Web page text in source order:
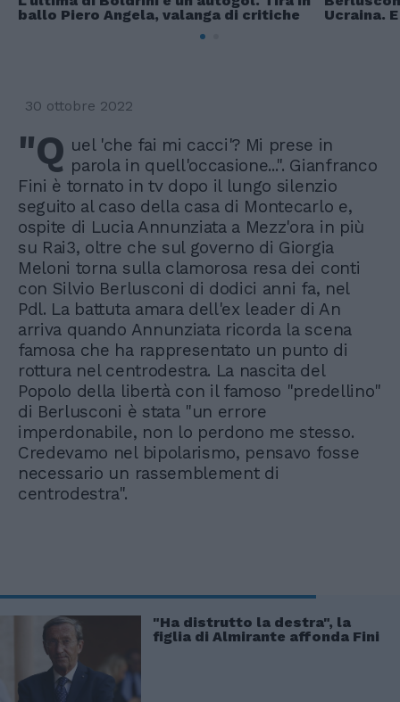
ballo Piero Angela, valanga di critiche
Ucraina.
30 ottobre 2022
"Q uel 'che fai mi cacci'? Mi prese in
parola in quell'occasione...". Gianfranco
Fini è tornato in tv dopo il lungo silenzio
seguito al caso della casa di Montecarlo e,
ospite di Lucia Annunziata a Mezz'ora in più
su Rai3, oltre che sul governo di Giorgia
Meloni torna sulla clamorosa resa dei conti
con Silvio Berlusconi di dodici anni fa, nel
Pdl. La battuta amara dell'ex leader di An
arriva quando Annunziata ricorda la scena
famosa che ha rappresentato un punto di
rottura nel centrodestra. La nascita del
Popolo della libertà con il famoso "predellino"
di Berlusconi è stata "un errore
imperdonabile, non lo perdono me stesso.
Credevamo nel bipolarismo, pensavo fosse
necessario un rassemblement di
centrodestra".
"Ha distrutto la destra", la
figlia di Almirante affonda Fini